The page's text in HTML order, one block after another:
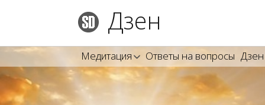
Дзен
Медитация Ответы на вопросы Дзен